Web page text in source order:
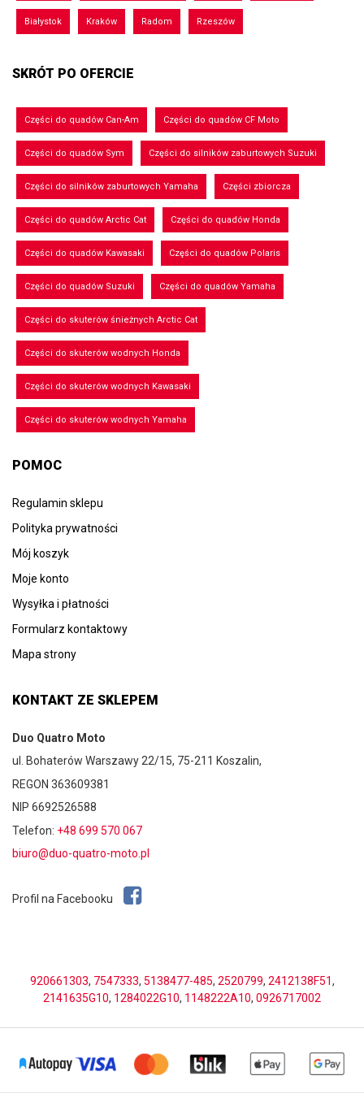
Białystok Kraków Radom Rzeszów
SKRÓT PO OFERCIE
Części do quadów Can-Am Części do quadów CF Moto
Części do quadów Sym Części do silników zaburtowych Suzuki
Części do silników zaburtowych Yamaha Części zbiorcza
Części do quadów Arctic Cat Części do quadów Honda
Części do quadów Kawasaki Części do quadów Polaris
Części do quadów Suzuki Części do quadów Yamaha
Części do skuterów śnieżnych Arctic Cat
Części do skuterów wodnych Honda
Części do skuterów wodnych Kawasaki
Części do skuterów wodnych Yamaha
POMOC
Regulamin sklepu
Polityka prywatności
Mój koszyk
Moje konto
Wysyłka i płatności
Formularz kontaktowy
Mapa strony
KONTAKT ZE SKLEPEM
Duo Quatro Moto
ul. Bohaterów Warszawy 22/15, 75-211 Koszalin,
REGON 363609381
NIP 6692526588
Telefon: +48 699 570 067
biuro@duo-quatro-moto.pl
Profil na Facebooku
920661303, 7547333, 5138477-485, 2520799, 2412138F51,
2141635G10, 1284022G10, 1148222A10, 0926717002